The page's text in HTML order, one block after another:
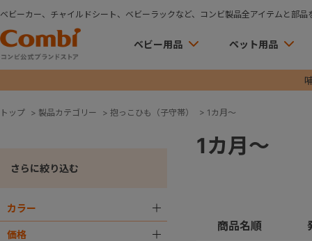
ベビーカー、チャイルドシート、ベビーラックなど、コンビ製品全アイテムと部品
ベビー用品 ペット用品
トップ > 製品カテゴリー > 抱っこひも（子守帯） > 1カ月～
さらに絞り込む
カラー
価格
1カ月～
商品名順